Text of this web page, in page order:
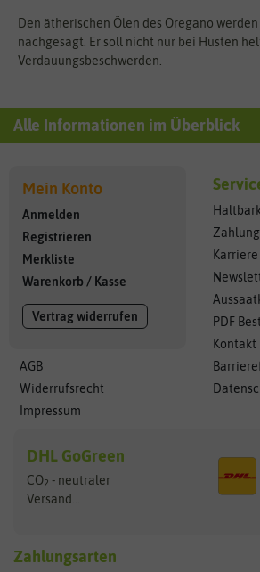
Den ätherischen Ölen des Oregano
nachgesagt. Er soll nicht nur bei Husten
Verdauungsbeschwerden.
Alle Informationen im Überblick
Mein Konto
Anmelden
Registrieren
Merkliste
Warenkorb / Kasse
Vertrag widerrufen
AGB
Widerrufsrecht
Impressum
Karriere
PDF
Kontakt
DHL GoGreen
CO2 - neutraler
Versand...
Zahlungsarten